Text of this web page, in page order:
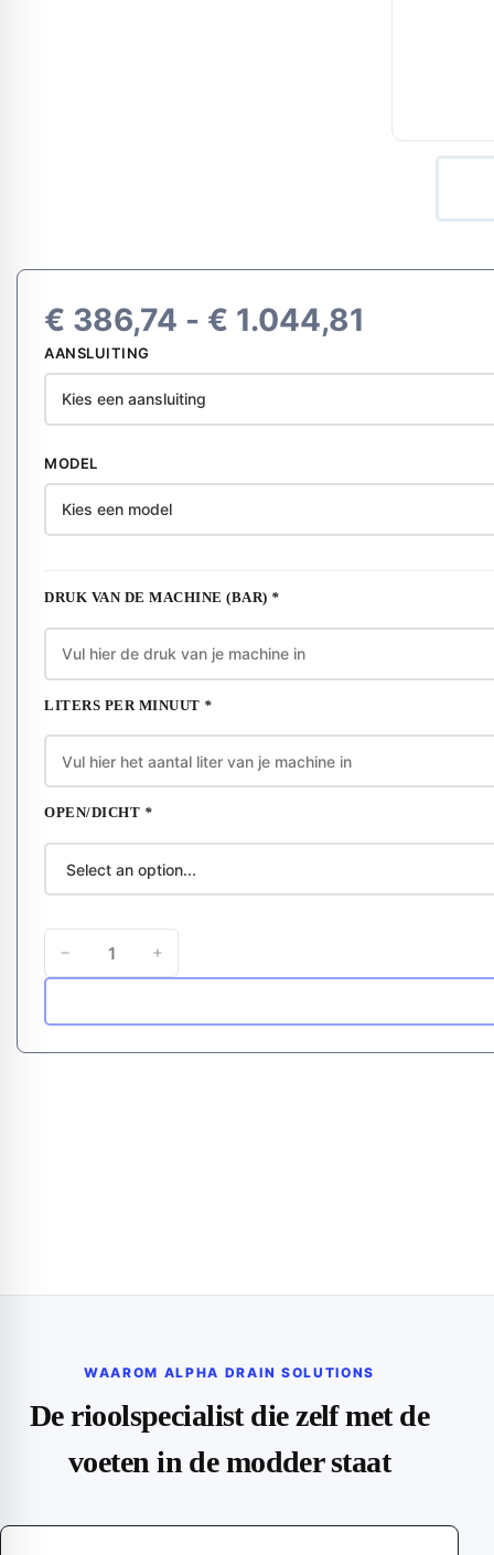
€ 386,74 - € 1.044,81
€
AANSLUITING
MODEL
DRUK VAN DE MACHINE (BAR) *
LITERS PER MINUUT *
OPEN/DICHT *
Voorstraalnozzle
aantal
WAAROM ALPHA DRAIN SOLUTIONS
De rioolspecialist die zelf met de
voeten in de modder staat